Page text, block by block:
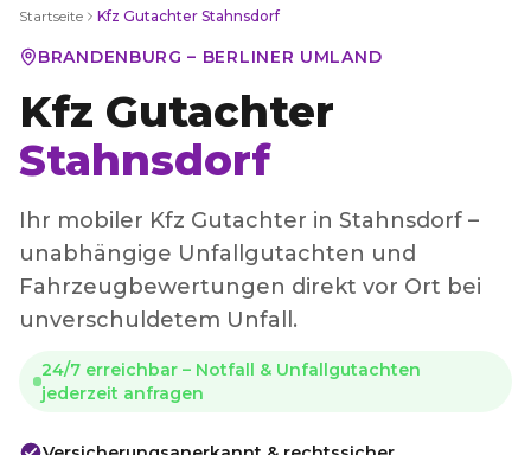
Startseite Kfz Gutachter Stahnsdorf
BRANDENBURG – BERLINER UMLAND
Kfz Gutachter
Stahnsdorf
Ihr mobiler Kfz Gutachter in Stahnsdorf –
unabhängige Unfallgutachten und
Fahrzeugbewertungen direkt vor Ort bei
unverschuldetem Unfall.
24/7 erreichbar – Notfall & Unfallgutachten
jederzeit anfragen